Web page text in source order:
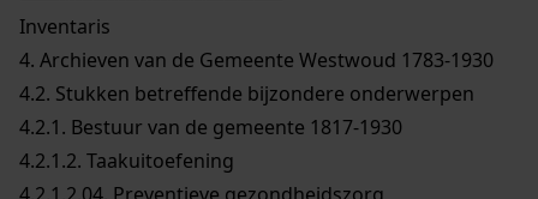
Inventaris
4. Archieven van de Gemeente Westwoud 1783-1930
4.2. Stukken betreffende bijzondere onderwerpen
4.2.1. Bestuur van de gemeente 1817-1930
4.2.1.2. Taakuitoefening
4.2.1.2.04. Preventieve gezondheidszorg